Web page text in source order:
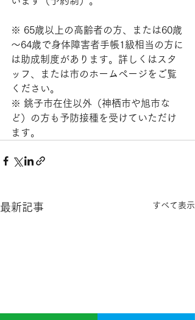
※ 65歳以上の高齢者の方、または60歳
～64歳で身体障害者手帳1級相当の方に
は助成制度があります。詳しくはスタ
ッフ、または市のホームページをご覧
ください。
※ 銚子市在住以外（神栖市や旭市な
ど）の方も予防接種を受けていただけ
ます。
最新記事 すべて表示